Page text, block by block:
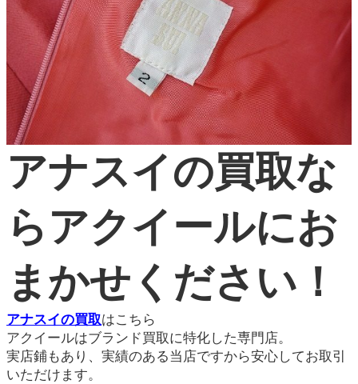
アナスイの買取な
らアクイールにお
まかせください！
アナスイの買取はこちら
アクイールはブランド買取に特化した専門店。
実店鋪もあり、実績のある当店ですから安心してお取引
いただけます。